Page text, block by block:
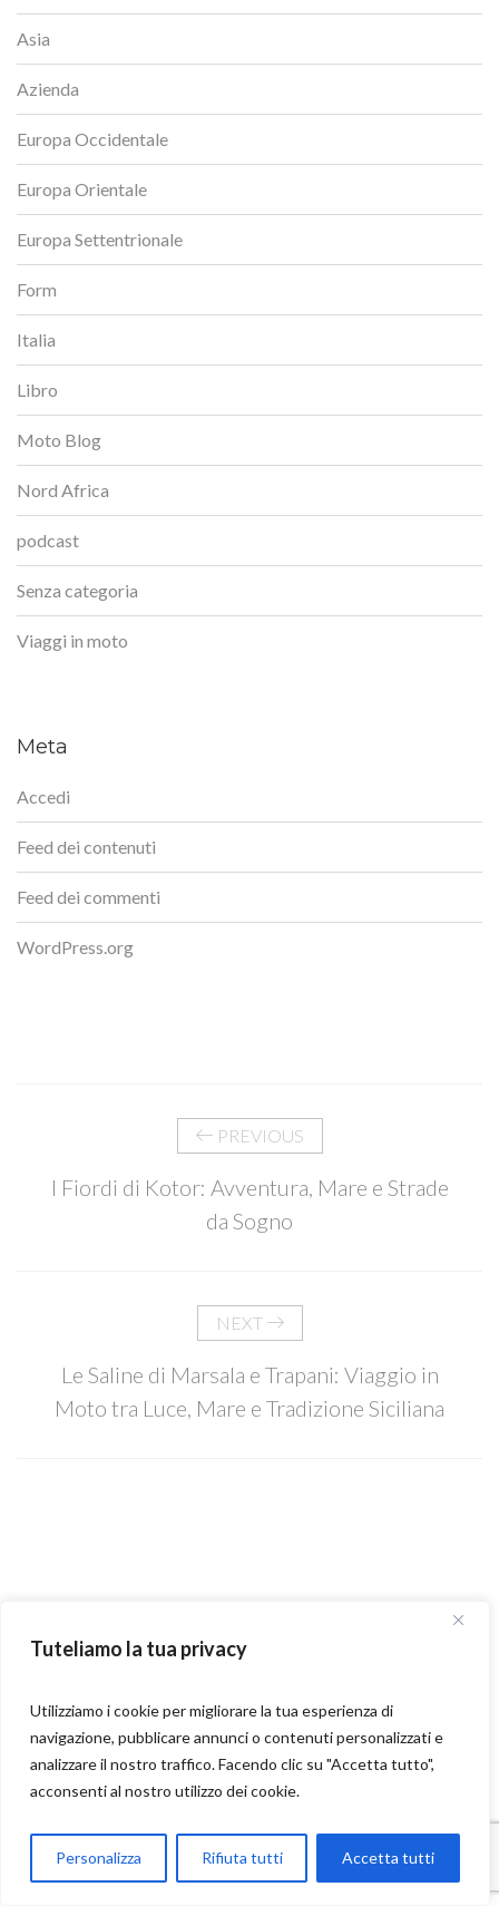
Tuteliamo la tua privacy
Utilizziamo i cookie per migliorare la tua esperienza di
navigazione, pubblicare annunci o contenuti personalizzati e
analizzare il nostro traffico. Facendo clic su "Accetta tutto",
acconsenti al nostro utilizzo dei cookie.
Personalizza Rifiuta tutti Accetta tutti
Asia
Azienda
Europa Occidentale
Europa Orientale
Europa Settentrionale
Form
Italia
Libro
Moto Blog
Nord Africa
podcast
Senza categoria
Viaggi in moto
Meta
Accedi
Feed dei contenuti
Feed dei commenti
WordPress.org
PREVIOUS
I Fiordi di Kotor: Avventura, Mare e Strade
da Sogno
NEXT
Le Saline di Marsala e Trapani: Viaggio in
Moto tra Luce, Mare e Tradizione Siciliana
Parla con Motoexplora
Open chaty